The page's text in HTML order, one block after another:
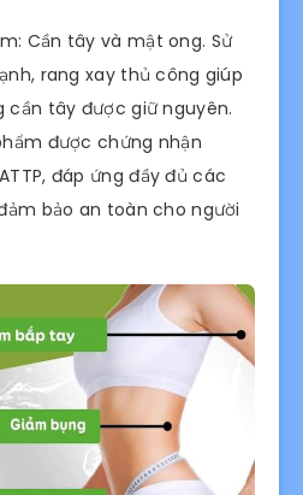
Cần tây và mật ong. Sử
rang xay thủ công giúp
tây được giữ nguyên.
được chứng nhận
đáp ứng đầy đủ các
bảo an toàn cho người